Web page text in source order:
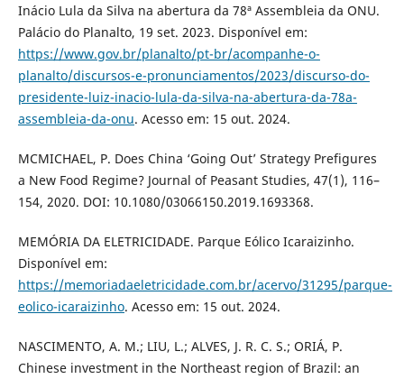
Inácio Lula da Silva na abertura da 78ª Assembleia da ONU.
Palácio do Planalto, 19 set. 2023. Disponível em:
https://www.gov.br/planalto/pt-br/acompanhe-o-
planalto/discursos-e-pronunciamentos/2023/discurso-do-
presidente-luiz-inacio-lula-da-silva-na-abertura-da-78a-
assembleia-da-onu. Acesso em: 15 out. 2024.
MCMICHAEL, P. Does China ‘Going Out’ Strategy Prefigures
a New Food Regime? Journal of Peasant Studies, 47(1), 116–
154, 2020. DOI: 10.1080/03066150.2019.1693368.
MEMÓRIA DA ELETRICIDADE. Parque Eólico Icaraizinho.
Disponível em:
https://memoriadaeletricidade.com.br/acervo/31295/parque-
eolico-icaraizinho. Acesso em: 15 out. 2024.
NASCIMENTO, A. M.; LIU, L.; ALVES, J. R. C. S.; ORIÁ, P.
Chinese investment in the Northeast region of Brazil: an